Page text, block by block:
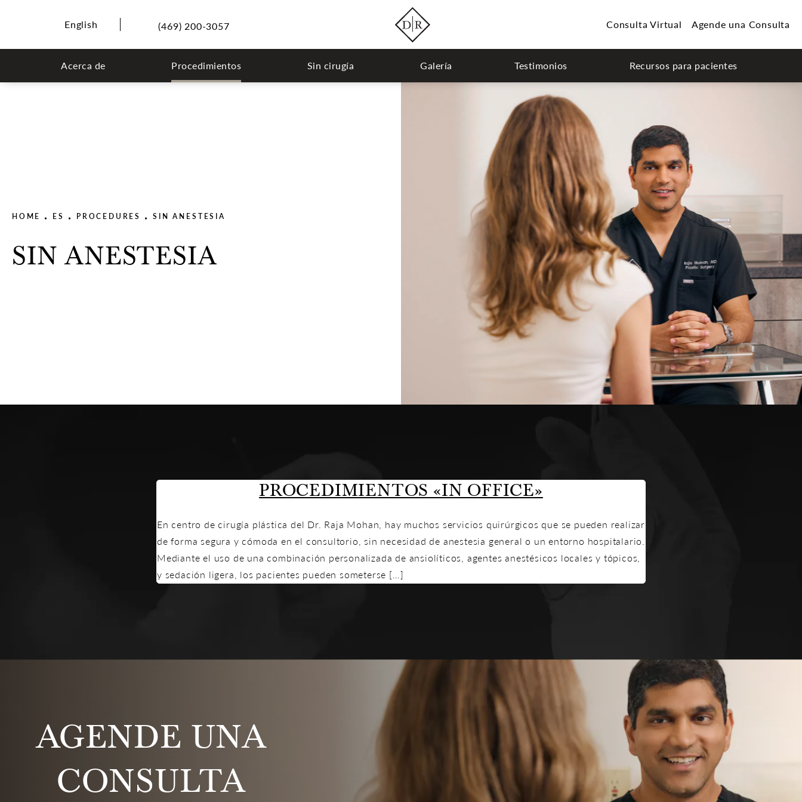
English (469) 200-3057 Consulta Virtual Agende una Consulta
Acerca de Procedimientos Sin cirugía Galería Testimonios Recursos para pacientes
HOME ES PROCEDURES SIN ANESTESIA
SIN ANESTESIA
PROCEDIMIENTOS «IN OFFICE»
En centro de cirugía plástica del Dr. Raja Mohan, hay muchos servicios quirúrgicos que se pueden realizar
de forma segura y cómoda en el consultorio, sin necesidad de anestesia general o un entorno hospitalario.
Mediante el uso de una combinación personalizada de ansiolíticos, agentes anestésicos locales y tópicos,
y sedación ligera, los pacientes pueden someterse […]
AGENDE UNA
CONSULTA